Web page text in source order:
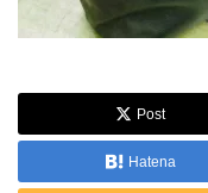
Post
Hatena